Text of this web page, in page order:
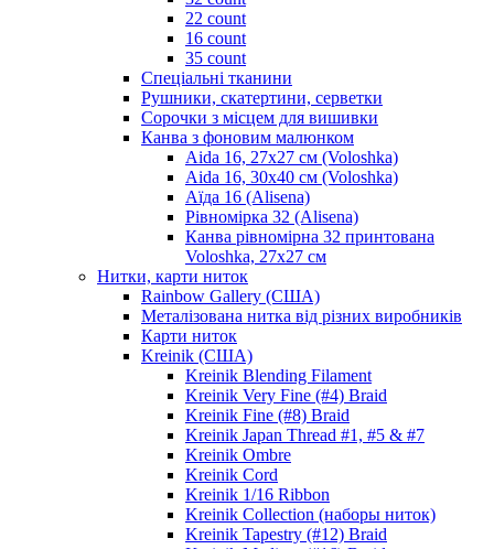
22 count
16 count
35 count
Спеціальні тканини
Рушники, скатертини, серветки
Сорочки з місцем для вишивки
Канва з фоновим малюнком
Aida 16, 27х27 см (Voloshka)
Aida 16, 30х40 см (Voloshka)
Аїда 16 (Alisena)
Рівномірка 32 (Alisena)
Канва рівномірна 32 принтована
Voloshka, 27х27 см
Нитки, карти ниток
Rainbow Gallery (США)
Металізована нитка від різних виробників
Карти ниток
Kreinik (США)
Kreinik Blending Filament
Kreinik Very Fine (#4) Braid
Kreinik Fine (#8) Braid
Kreinik Japan Thread #1, #5 & #7
Kreinik Ombre
Kreinik Cord
Kreinik 1/16 Ribbon
Kreinik Collection (наборы ниток)
Kreinik Tapestry (#12) Braid